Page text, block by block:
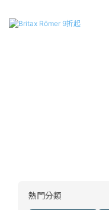
熱門分類